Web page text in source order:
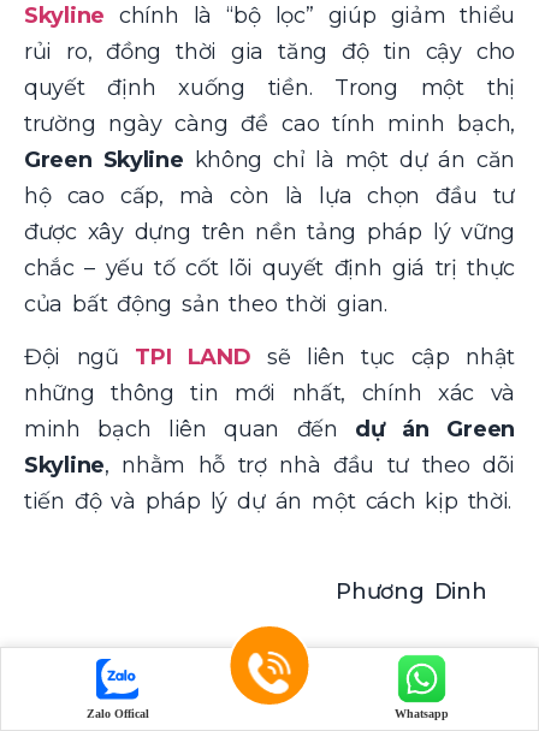
Skyline chính là “bộ lọc” giúp giảm thiểu
rủi ro, đồng thời gia tăng độ tin cậy cho
quyết định xuống tiền. Trong một thị
trường ngày càng đề cao tính minh bạch,
Green Skyline không chỉ là một dự án căn
hộ cao cấp, mà còn là lựa chọn đầu tư
được xây dựng trên nền tảng pháp lý vững
chắc – yếu tố cốt lõi quyết định giá trị thực
của bất động sản theo thời gian.
Đội ngũ TPI LAND sẽ liên tục cập nhật
những thông tin mới nhất, chính xác và
minh bạch liên quan đến dự án Green
Skyline, nhằm hỗ trợ nhà đầu tư theo dõi
tiến độ và pháp lý dự án một cách kịp thời.
Phương Dinh
Zalo Offical Whatsapp